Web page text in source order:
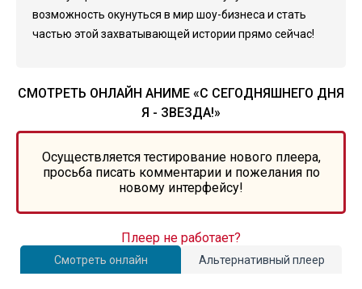
возможность окунуться в мир шоу-бизнеса и стать
частью этой захватывающей истории прямо сейчас!
СМОТРЕТЬ ОНЛАЙН АНИМЕ «С СЕГОДНЯШНЕГО ДНЯ
Я - ЗВЕЗДА!»
Осуществляется тестирование нового плеера,
просьба писать комментарии и пожелания по
новому интерфейсу!
Смотреть онлайн Альтернативный плеер
Плеер не работает?